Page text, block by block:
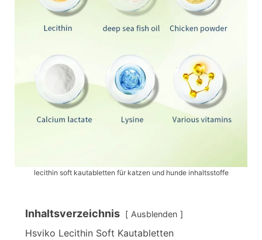
lecithin soft kautabletten für katzen und hunde inhaltsstoffe
Inhaltsverzeichnis Ausblenden
Hsviko Lecithin Soft Kautabletten